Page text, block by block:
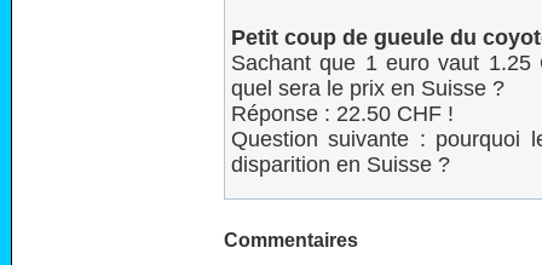
Petit coup de gueule du
Sachant que 1 euro vaut
quel sera le prix en Suisse ?
Réponse : 22.50 CHF !
Question suivante : pourquoi
disparition en Suisse ?
Commentaires